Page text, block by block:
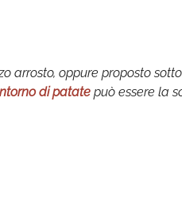
arrosto, oppure proposto
di patate può essere la